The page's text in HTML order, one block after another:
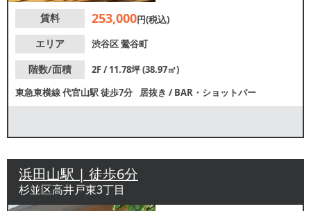
定期借家契約になります。お問
賃料 253,000円(税込)
エリア
渋谷区鶯谷町
階数/面積
2F / 11.78坪 (38.97㎡)
東急東横線代官山駅徒歩7分 居抜き /BAR・ショットバー
浜田山駅 | 徒歩6分
杉並区高井戸東3丁目